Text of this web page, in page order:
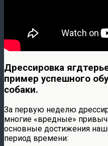
Дрессировка
пример успешного
собаки.
За первую неделю
многие «вредные»
основные достижения
период времени: